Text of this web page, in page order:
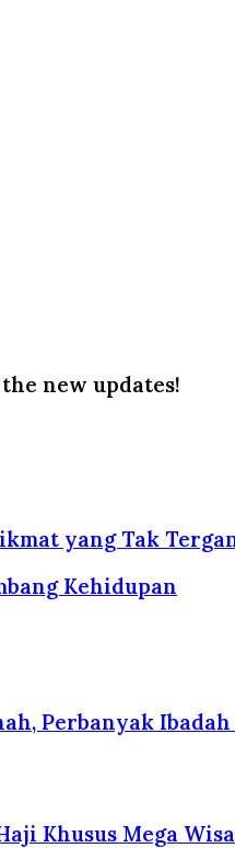
new updates!
yang Tak
Kehidupan
Perbanyak
Khusus Mega